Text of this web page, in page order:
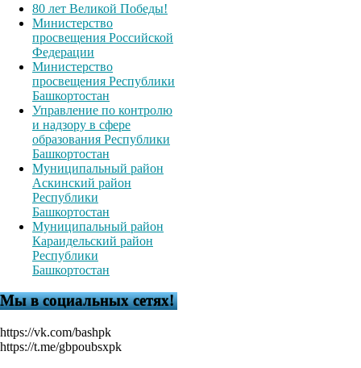
80 лет Великой Победы!
Министерство
просвещения Российской
Федерации
Министерство
просвещения Республики
Башкортостан
Управление по контролю
и надзору в сфере
образования Республики
Башкортостан
Муниципальный район
Аскинский район
Республики
Башкортостан
Муниципальный район
Караидельский район
Республики
Башкортостан
Мы в социальных сетях!
https://vk.com/bashpk
https://t.me/gbpoubsxpk